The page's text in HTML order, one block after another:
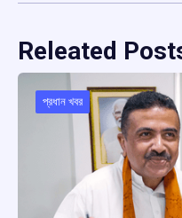
Releated
প্রধান খবর